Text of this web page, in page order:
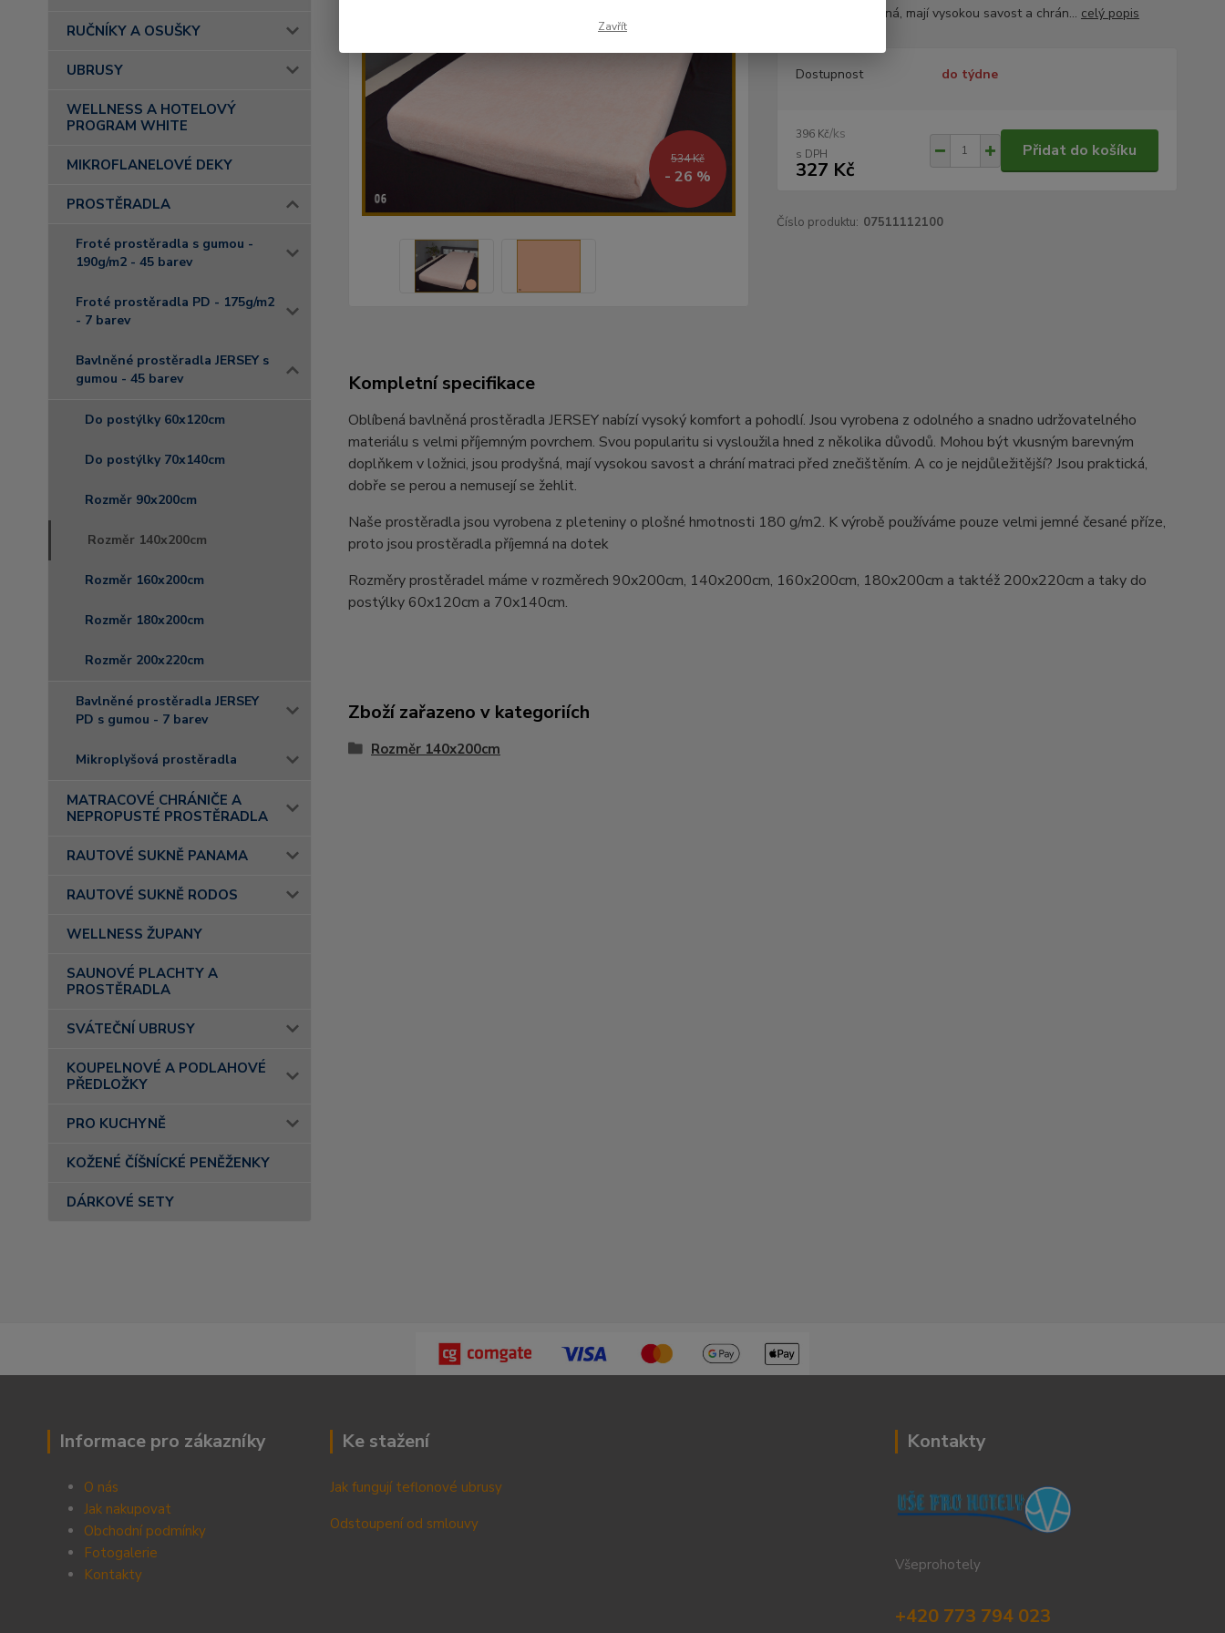
RUČNÍKY A OSUŠKY
UBRUSY
WELLNESS A HOTELOVÝ
PROGRAM WHITE
MIKROFLANELOVÉ DEKY
PROSTĚRADLA
Froté prostěradla s gumou -
190g/m2 - 45 barev
Froté prostěradla PD - 175g/m2
- 7 barev
Bavlněné prostěradla JERSEY s
gumou - 45 barev
Do postýlky 60x120cm
Do postýlky 70x140cm
Rozměr 90x200cm
Rozměr 140x200cm
Rozměr 160x200cm
Rozměr 180x200cm
Rozměr 200x220cm
Bavlněné prostěradla JERSEY
PD s gumou - 7 barev
Mikroplyšová prostěradla
MATRACOVÉ CHRÁNIČE A
NEPROPUSTÉ PROSTĚRADLA
RAUTOVÉ SUKNĚ PANAMA
RAUTOVÉ SUKNĚ RODOS
WELLNESS ŽUPANY
SAUNOVÉ PLACHTY A
PROSTĚRADLA
SVÁTEČNÍ UBRUSY
KOUPELNOVÉ A PODLAHOVÉ
PŘEDLOŽKY
PRO KUCHYNĚ
KOŽENÉ ČÍŠNÍCKÉ PENĚŽENKY
DÁRKOVÉ SETY
534 Kč
- 26 %
ložnici, jsou prodyšná, mají vysokou savost a chrán... celý popis
Dostupnost do týdne
396 Kč/ks
327 Kč
Přidat do košíku
Číslo produktu: 07511112100
Kompletní specifikace
Oblíbená bavlněná prostěradla JERSEY nabízí vysoký komfort a pohodlí. Jsou vyrobena z odolného a snadno udržovatelného
materiálu s velmi příjemným povrchem. Svou popularitu si vysloužila hned z několika důvodů. Mohou být vkusným barevným
doplňkem v ložnici, jsou prodyšná, mají vysokou savost a chrání matraci před znečištěním. A co je nejdůležitější? Jsou praktická,
dobře se perou a nemusejí se žehlit.
Naše prostěradla jsou vyrobena z pleteniny o plošné hmotnosti 180 g/m2. K výrobě používáme pouze velmi jemné česané příze,
proto jsou prostěradla příjemná na dotek
Rozměry prostěradel máme v rozměrech 90x200cm, 140x200cm, 160x200cm, 180x200cm a taktéž 200x220cm a taky do
postýlky 60x120cm a 70x140cm.
Zboží zařazeno v kategoriích
Rozměr 140x200cm
Informace pro zákazníky
O nás
Jak nakupovat
Obchodní podmínky
Fotogalerie
Kontakty
Ke stažení
Jak fungují teflonové ubrusy
Odstoupení od smlouvy
Kontakty
Všeprohotely
+420 773 794 023
Zavřít